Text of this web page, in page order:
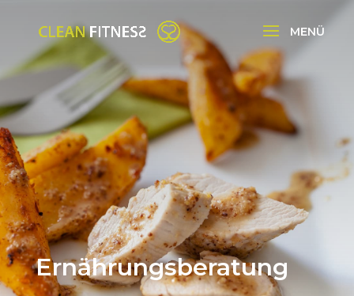
Ernährungsberatung